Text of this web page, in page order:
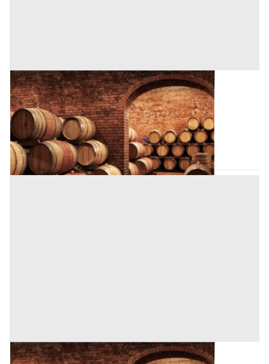
Cantina all'asta a Padova
Padova (Padova)
Offerta minima
3.500 € 4.500 €
Codice asta:BN51823691
Asta chiusa
Cantina all'asta a Padova